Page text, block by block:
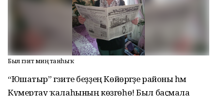
Был гәзит миңә танһыҡ
“Юшатыр” гәзите беҙҙең Көйөргәҙе районы һәм
Күмертау ҡалаһының көҙгөһө! Был баҫмала